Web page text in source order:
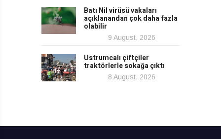
Batı Nil virüsü vakaları
açıklanandan çok daha fazla
olabilir
9 August, 2026
Ustrumcalı çiftçiler
traktörlerle sokağa çıktı
8 August, 2026